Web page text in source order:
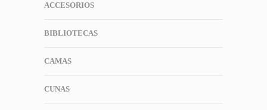
ACCESORIOS
BIBLIOTECAS
CAMAS
CUNAS